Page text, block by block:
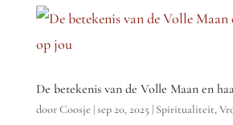
De betekenis van de Volle Maan en
doorCoosje |sep 20, 2025 | Spiritualiteit,